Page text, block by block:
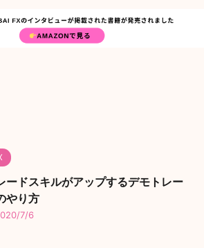
ードスキルがアップするデモトレー
やり方
7/6